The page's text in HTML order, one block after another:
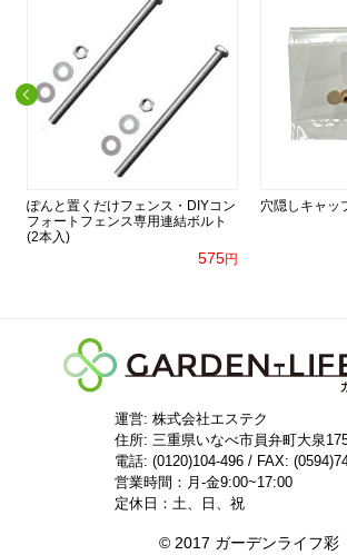
ぽんと置くだけフェンス・DIYコン
フォートフェンス専用連結ボルト
(2本入)
575円
穴隠しキャッ
運営: 株式会社エステク
住所: 三重県いなべ市員弁町大泉
電話: (0120)104-496 / FAX:
営業時間：月-金9:00~17:00
定休日：土、日、祝
© 2017 ガーデンライフ彩